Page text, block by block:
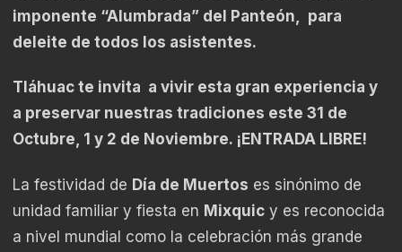
imponente “Alumbrada” del Panteón, para
deleite de todos los asistentes.
Tláhuac te invita a vivir esta gran experiencia y
a preservar nuestras tradiciones este 31 de
Octubre, 1 y 2 de Noviembre. ¡ENTRADA LIBRE!
La festividad de Día de Muertos es sinónimo de
unidad familiar y fiesta en Mixquic y es reconocida
a nivel mundial como la celebración más grande